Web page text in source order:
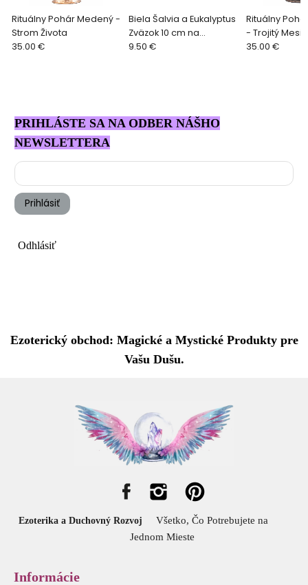
Rituálny Pohár Medený -
Strom Života
35.00 €
Biela Šalvia a Eukalyptus
Zväzok 10 cm na
Vydymovanie
9.50 €
Rituálny
- Trojitý
35.00 €
PRIHLÁSTE SA NA ODBER NÁŠHO
NEWSLETTERA
Prihlásiť
Odhlásiť
Ezoterický obchod: Magické a Mystické Produkty pre
Vašu Dušu.
Ezoterika a Duchovný Rozvoj
Všetko, Čo Potrebujete na
Jednom Mieste
Informácie